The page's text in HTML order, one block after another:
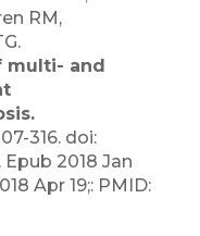
RM,
multi- and
316. doi:
Epub 2018 Jan
Apr 19;: PMID: